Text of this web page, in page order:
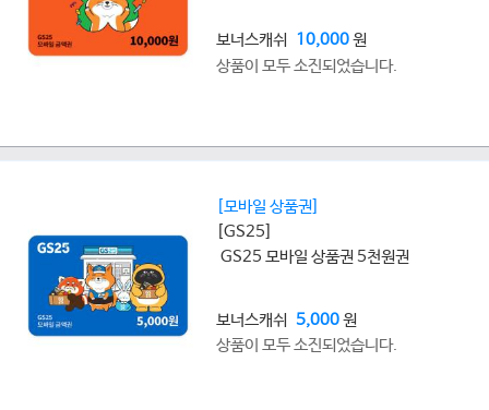
보너스캐쉬 10,000원
상품이 모두 소진되었습니다.
[모바일 상품권]
[GS25]
GS25 모바일 상품권 5천원권
보너스캐쉬 5,000원
상품이 모두 소진되었습니다.